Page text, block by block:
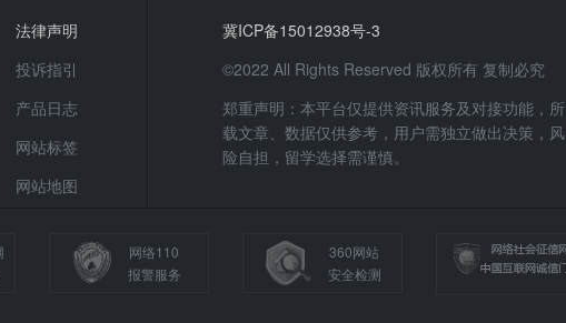
法律声明
投诉指引
产品日志
网站标签
网站地图
冀ICP备15012938号-3
©2022 All Rights Reserved 版权所有 复制必究
郑重声明：本平台仅提供资讯服务及对接功能，所
载文章、数据仅供参考，用户需独立做出决策，风
险自担，留学选择需谨慎。
网络110
报警服务
360网站
安全检测